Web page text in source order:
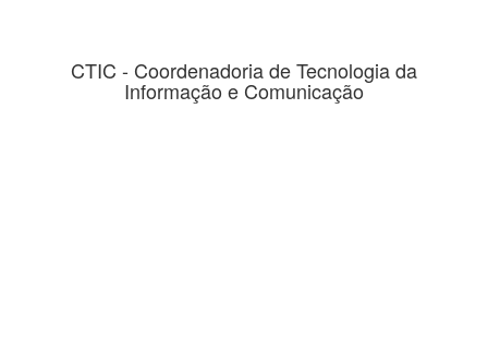
CTIC - Coordenadoria de Tecnologia da
Informação e Comunicação